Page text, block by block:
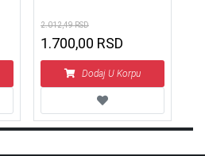
2.012,49 RSD
1.700,00 RSD
Dodaj U Korpu